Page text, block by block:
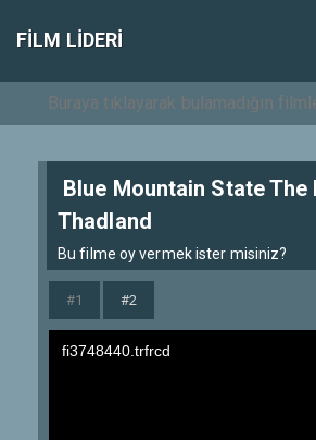
FILM LIDERI
Blue Mountain State The
Thadland
Bu filme oy vermek ister misiniz?
#1 #2